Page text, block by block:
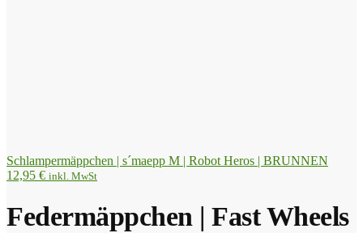
Schlampermäppchen | s´maepp M | Robot Heros | BRUNNEN
12,95 € inkl. MwSt
Federmäppchen | Fast Wheels